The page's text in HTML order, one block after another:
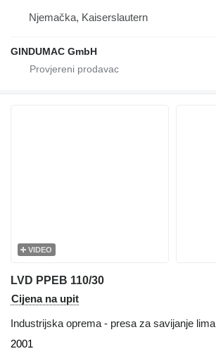
Njemačka, Kaiserslautern
GINDUMAC GmbH
VIDEO
LVD PPEB 110/30
Cijena na upit
Industrijska oprema - presa za savijanje lima
2001